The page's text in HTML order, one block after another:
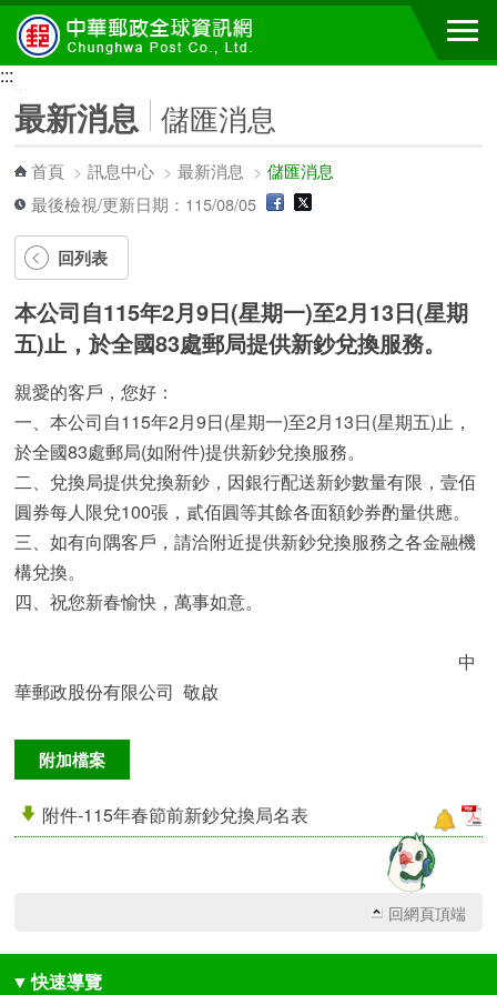
跳到主要內容區塊
:::
最新消息 儲匯消息
首頁 >訊息中心 >最新消息 >儲匯消息
最後檢視/更新日期：115/08/05
回列表
本公司自115年2月9日(星期一)至2月13日(星期
五)止，於全國83處郵局提供新鈔兌換服務。
親愛的客戶，您好：
一、本公司自115年2月9日(星期一)至2月13日(星期五)止，
於全國83處郵局(如附件)提供新鈔兌換服務。
二、兌換局提供兌換新鈔，因銀行配送新鈔數量有限，壹佰
圓券每人限兌100張，貳佰圓等其餘各面額鈔券酌量供應。
三、如有向隅客戶，請洽附近提供新鈔兌換服務之各金融機
構兌換。
四、祝您新春愉快，萬事如意。
中
華郵政股份有限公司 敬啟
附加檔案
附件-115年春節前新鈔兌換局名表
回網頁頂端
▼ 快速導覽